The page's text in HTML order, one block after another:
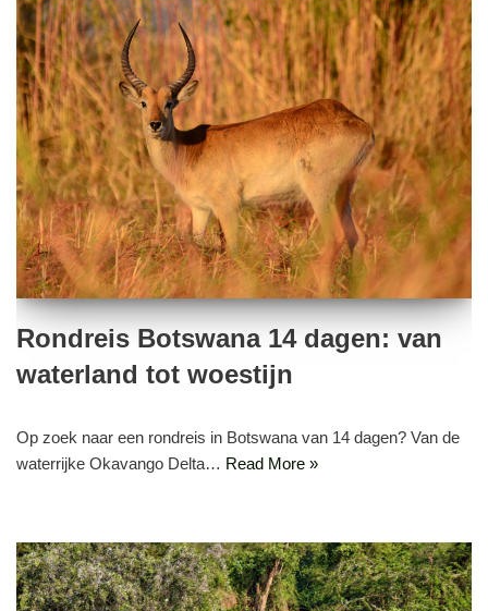
Rondreis Botswana 14 dagen: van
waterland tot woestijn
Op zoek naar een rondreis in Botswana van 14 dagen? Van de
waterrijke Okavango Delta… Read More »